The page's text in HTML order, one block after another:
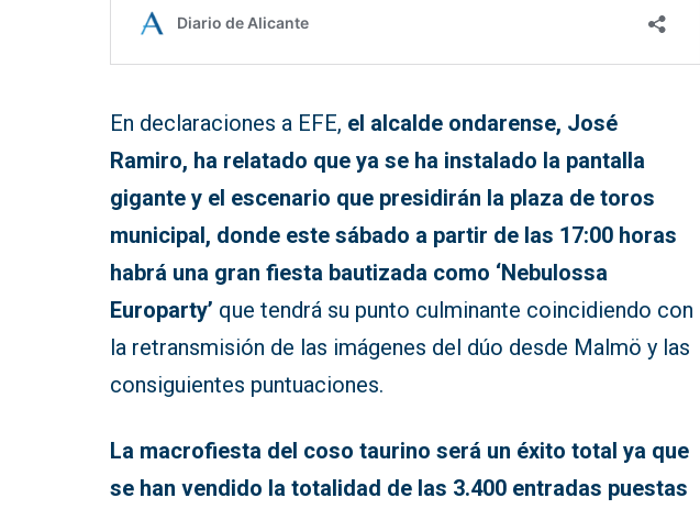
En declaraciones a EFE, el alcalde ondarense, José
Ramiro, ha relatado que ya se ha instalado la pantalla
gigante y el escenario que presidirán la plaza de toros
municipal, donde este sábado a partir de las 17:00 horas
habrá una gran fiesta bautizada como ‘Nebulossa
Europarty’ que tendrá su punto culminante coincidiendo con
la retransmisión de las imágenes del dúo desde Malmö y las
consiguientes puntuaciones.
La macrofiesta del coso taurino será un éxito total ya que
se han vendido la totalidad de las 3.400 entradas puestas